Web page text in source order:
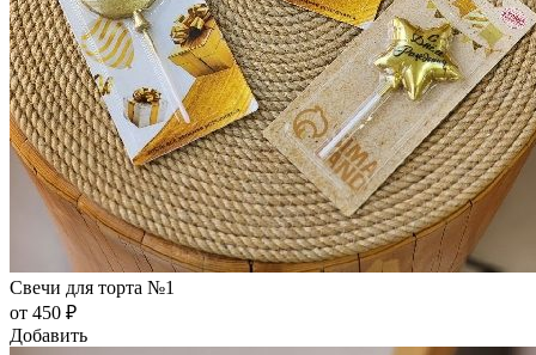
Свечи для торта №1
от 450 ₽
Добавить